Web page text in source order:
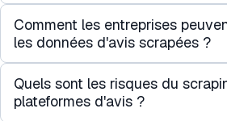
La collecte manuelle d'avis
incomplète. Le scraping d'avis
centaines ou des milliers d'avis
minutes.
Comment les entreprises
les données d'avis scrapées ?
Les avis scrapés fournissent des
clients précieuses pour les
Quels sont les risques du
plateformes d'avis ?